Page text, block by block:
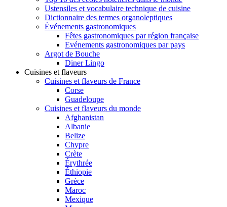
Ustensiles et vocabulaire technique de cuisine
Dictionnaire des termes organoleptiques
Événements gastronomiques
Fêtes gastronomiques par région française
Evénements gastronomiques par pays
Argot de Bouche
Diner Lingo
Cuisines et flaveurs
Cuisines et flaveurs de France
Corse
Guadeloupe
Cuisines et flaveurs du monde
Afghanistan
Albanie
Belize
Chypre
Crète
Érythrée
Éthiopie
Grèce
Maroc
Mexique